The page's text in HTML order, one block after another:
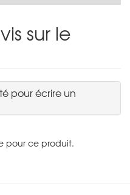
sur le
pour écrire un
pour ce produit.